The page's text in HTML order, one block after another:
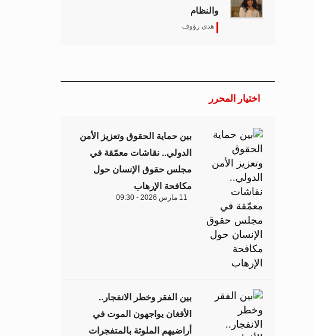
والنظام
هدى رؤوف
اختيار المحرر
بين حماية الحقوق وتعزيز الأمن
الدولي.. نقاشات معمّقة في
مجلس حقوق الإنسان حول
مكافحة الإرهاب
11 مارس 2026 - 09:30
بين الفقر وخطر الانفجار..
الأفغان يواجهون الموت في
أراضيهم الملوثة بالمتفجرات